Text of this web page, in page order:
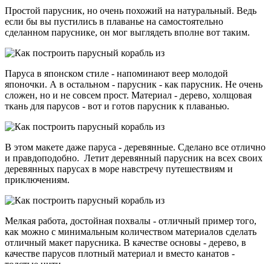
Простой парусник, но очень похожий на натуральный. Ведь
если бы вы пустились в плаванье на самостоятельно
сделанном паруснике, он мог выглядеть вполне вот таким.
Паруса в японском стиле - напоминают веер молодой
японочки. А в остальном - парусник - как парусник. Не очень
сложен, но и не совсем прост. Материал - дерево, холщовая
ткань для парусов - вот и готов парусник к плаванью.
В этом макете даже паруса - деревянные. Сделано все отлично
и правдоподобно. Летит деревянный парусник на всех своих
деревянных парусах в море навстречу путешествиям и
приключениям.
Мелкая работа, достойная похвалы - отличный пример того,
как можно с минимальным количеством материалов сделать
отличный макет парусника. В качестве основы - дерево, в
качестве парусов плотный материал и вместо канатов -